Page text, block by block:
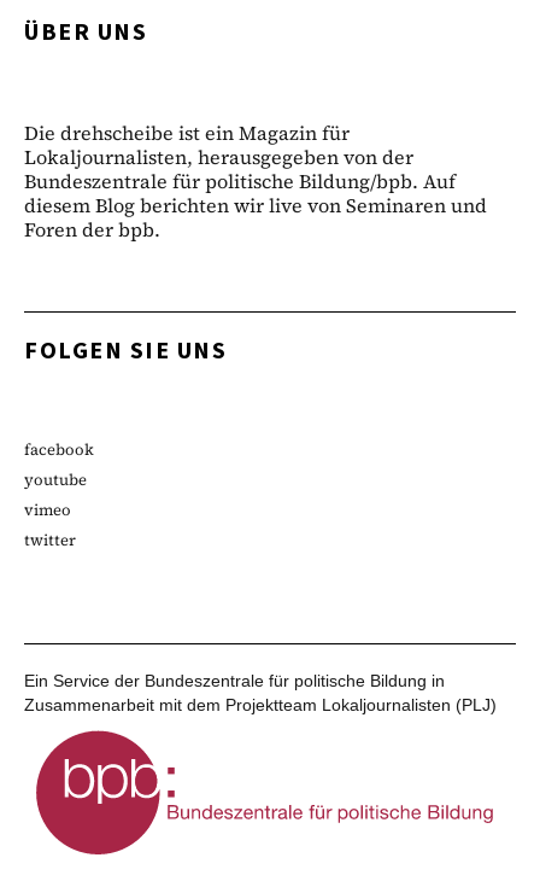
ÜBER UNS
Die drehscheibe ist ein Magazin für
Lokaljournalisten, herausgegeben von der
Bundeszentrale für politische Bildung/bpb. Auf
diesem Blog berichten wir live von Seminaren und
Foren der bpb.
FOLGEN SIE UNS
facebook
youtube
vimeo
twitter
Ein Service der Bundeszentrale für politische Bildung in
Zusammenarbeit mit dem Projektteam Lokaljournalisten (PLJ)